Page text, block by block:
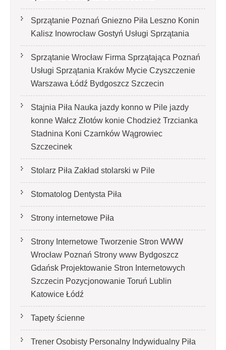
Sprzątanie Poznań Gniezno Piła Leszno Konin
Kalisz Inowrocław Gostyń Usługi Sprzątania
Sprzątanie Wrocław Firma Sprzątająca Poznań
Usługi Sprzątania Kraków Mycie Czyszczenie
Warszawa Łódź Bydgoszcz Szczecin
Stajnia Piła Nauka jazdy konno w Pile jazdy
konne Wałcz Złotów konie Chodzież Trzcianka
Stadnina Koni Czarnków Wągrowiec
Szczecinek
Stolarz Piła Zakład stolarski w Pile
Stomatolog Dentysta Piła
Strony internetowe Piła
Strony Internetowe Tworzenie Stron WWW
Wrocław Poznań Strony www Bydgoszcz
Gdańsk Projektowanie Stron Internetowych
Szczecin Pozycjonowanie Toruń Lublin
Katowice Łódź
Tapety ścienne
Trener Osobisty Personalny Indywidualny Piła